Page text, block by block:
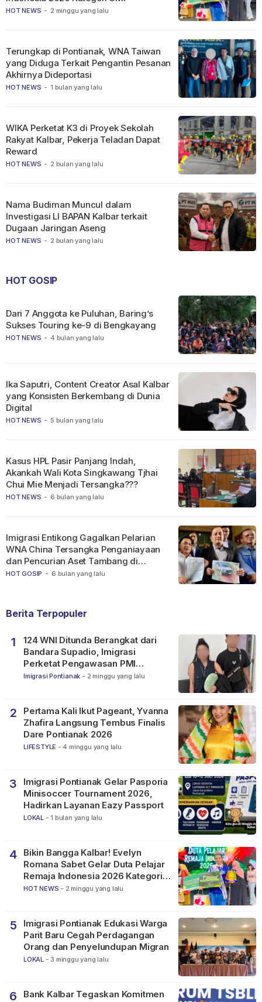
HOT NEWS - 2 minggu yang lalu
HOT NEWS - 1 bulan yang lalu
Terungkap di Pontianak, WNA Taiwan
yang Diduga Terkait Pengantin Pesanan
Akhirnya Dideportasi
HOT NEWS - 2 bulan yang lalu
WIKA Perketat K3 di Proyek Sekolah
Rakyat Kalbar, Pekerja Teladan Dapat
Reward
HOT NEWS - 2 bulan yang lalu
Nama Budiman Muncul dalam
Investigasi LI BAPAN Kalbar terkait
Dugaan Jaringan Aseng
HOT GOSIP
HOT NEWS - 4 bulan yang lalu
Dari 7 Anggota ke Puluhan, Baring’s
Sukses Touring ke-9 di Bengkayang
HOT NEWS - 5 bulan yang lalu
Ika Saputri, Content Creator Asal Kalbar
yang Konsisten Berkembang di Dunia
Digital
HOT NEWS - 6 bulan yang lalu
Kasus HPL Pasir Panjang Indah,
Akankah Wali Kota Singkawang Tjhai
Chui Mie Menjadi Tersangka???
HOT GOSIP - 6 bulan yang lalu
Imigrasi Entikong Gagalkan Pelarian
WNA China Tersangka Penganiayaan
dan Pencurian Aset Tambang di
Ketapang
Berita Terpopuler
1
124 WNI Ditunda Berangkat dari
Bandara Supadio, Imigrasi
Perketat Pengawasan PMI
Nonprosedural
Imigrasi Pontianak - 2 minggu yang lalu
2
Pertama Kali Ikut Pageant, Yvanna
Zhafira Langsung Tembus Finalis
Dare Pontianak 2026
LIFESTYLE - 4 minggu yang lalu
3
Imigrasi Pontianak Gelar Pasporia
Minisoccer Tournament 2026,
Hadirkan Layanan Eazy Passport
LOKAL - 1 bulan yang lalu
4
Bikin Bangga Kalbar! Evelyn
Romana Sabet Gelar Duta Pelajar
Remaja Indonesia 2026 Kategori
SMP
HOT NEWS - 2 minggu yang lalu
5
Imigrasi Pontianak Edukasi Warga
Parit Baru Cegah Perdagangan
Orang dan Penyelundupan Migran
LOKAL - 3 minggu yang lalu
6
Bank Kalbar Tegaskan Komitmen